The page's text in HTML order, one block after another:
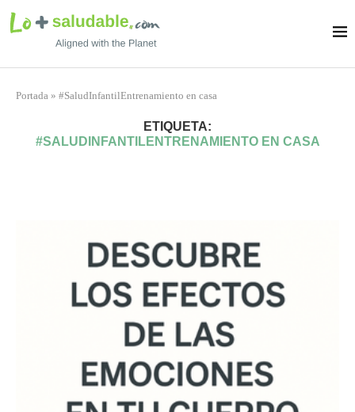
Portada » #SaludInfantilEntrenamiento en casa
ETIQUETA:
#SALUDINFANTILENTRENAMIENTO EN CASA